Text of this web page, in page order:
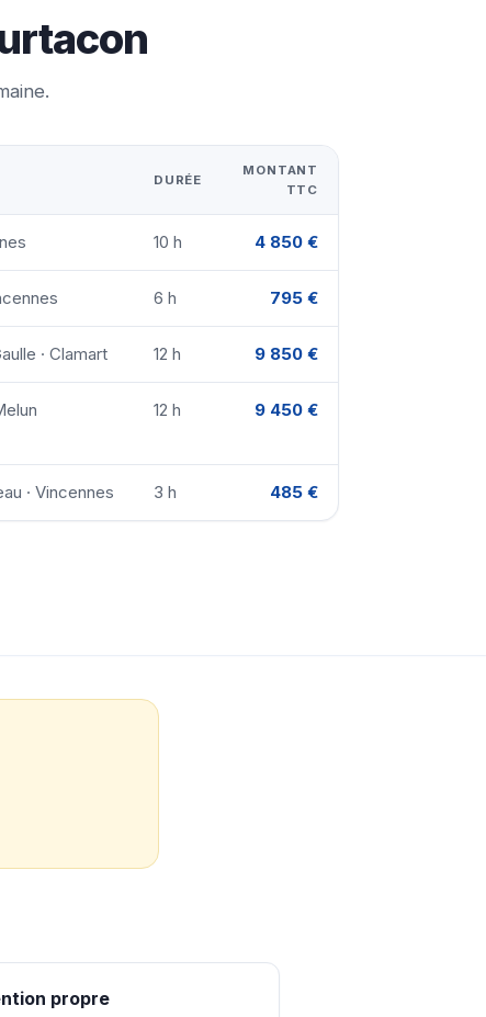
DURÉE
MONTANT
TTC
10 h 4 850 €
6 h 795 €
· Clamart 12 h 9 850 €
12 h 9 450 €
· Vincennes 3 h 485 €
propre